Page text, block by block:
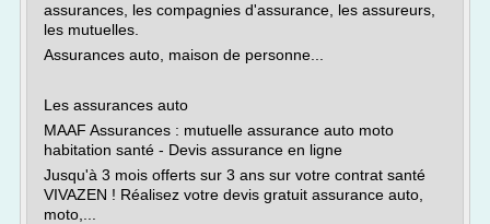
assurances, les compagnies d'assurance, les assureurs,
les mutuelles.
Assurances auto, maison de personne...
Les assurances auto
MAAF Assurances : mutuelle assurance auto moto
habitation santé - Devis assurance en ligne
Jusqu'à 3 mois offerts sur 3 ans sur votre contrat santé
VIVAZEN ! Réalisez votre devis gratuit assurance auto,
moto,...